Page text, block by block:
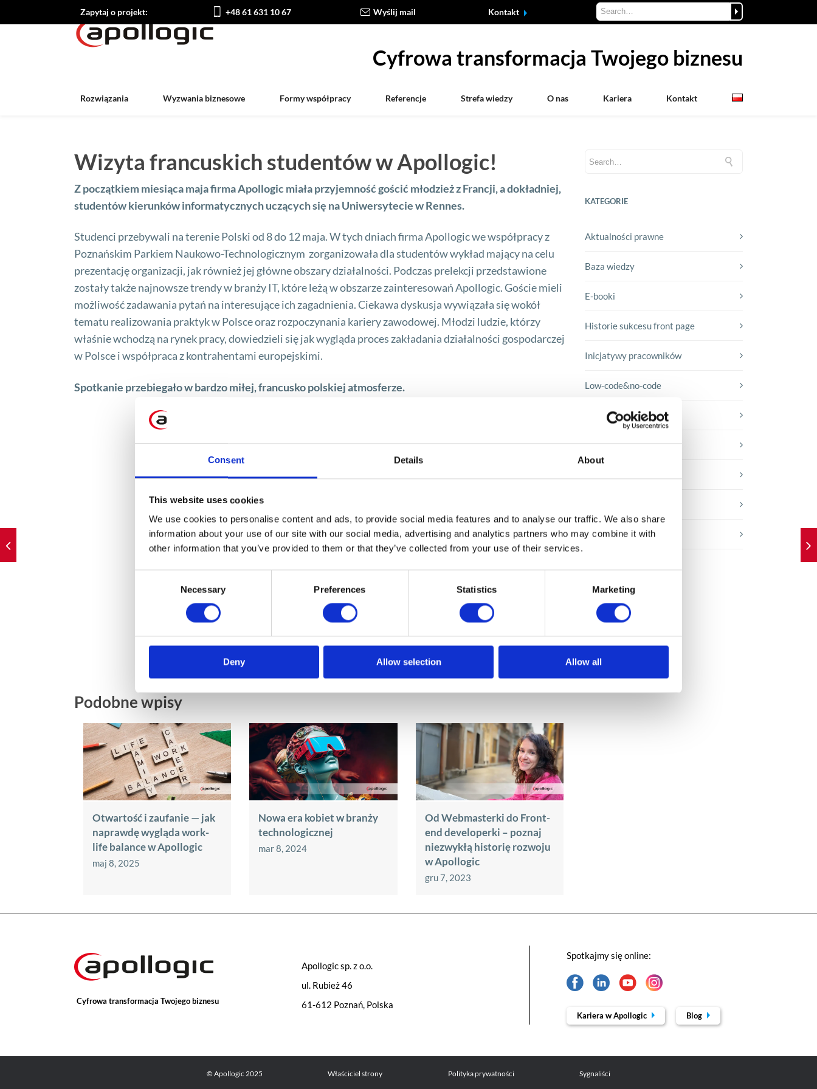
Consent Details About
This website uses cookies
We use cookies to personalise content and ads, to provide social media features and to analyse our traffic. We also share
information about your use of our site with our social media, advertising and analytics partners who may combine it with
other information that you’ve provided to them or that they’ve collected from your use of their services.
Necessary Preferences Statistics Marketing
Deny Allow selection Allow all
Zapytaj o projekt: +48 61 631 10 67 Wyślij mail Kontakt
Cyfrowa transformacja Twojego biznesu
Rozwiązania Wyzwania biznesowe Formy współpracy Referencje Strefa wiedzy O nas Kariera Kontakt
Wizyta francuskich studentów w Apollogic!
Z początkiem miesiąca maja firma Apollogic miała przyjemność gościć młodzież z Francji, a dokładniej,
studentów kierunków informatycznych uczących się na Uniwersytecie w Rennes.
Studenci przebywali na terenie Polski od 8 do 12 maja. W tych dniach firma Apollogic we współpracy z
Poznańskim Parkiem Naukowo-Technologicznym zorganizowała dla studentów wykład mający na celu
prezentację organizacji, jak również jej główne obszary działalności. Podczas prelekcji przedstawione
zostały także najnowsze trendy w branży IT, które leżą w obszarze zainteresowań Apollogic. Goście mieli
możliwość zadawania pytań na interesujące ich zagadnienia. Ciekawa dyskusja wywiązała się wokół
tematu realizowania praktyk w Polsce oraz rozpoczynania kariery zawodowej. Młodzi ludzie, którzy
właśnie wchodzą na rynek pracy, dowiedzieli się jak wygląda proces zakładania działalności gospodarczej
w Polsce i współpraca z kontrahentami europejskimi.
Spotkanie przebiegało w bardzo miłej, francusko polskiej atmosferze.
Podobne wpisy
Otwartość i zaufanie — jak
naprawdę wygląda work-
life balance w Apollogic
maj 8, 2025
Nowa era kobiet w branży
technologicznej
mar 8, 2024
Od Webmasterki do Front-
end developerki – poznaj
niezwykłą historię rozwoju
w Apollogic
gru 7, 2023
KATEGORIE
Aktualności prawne
Baza wiedzy
E-booki
Historie sukcesu front page
Inicjatywy pracowników
Low-code&no-code
Porady karierowe
Rozwiązania Microsoft
Webinar
Cyfrowa transformacja Twojego biznesu
Apollogic sp. z o.o.
ul. Rubież 46
61-612 Poznań, Polska
Spotkajmy się online:
Kariera w Apollogic Blog
© Apollogic 2025 Właściciel strony Polityka prywatności Sygnaliści